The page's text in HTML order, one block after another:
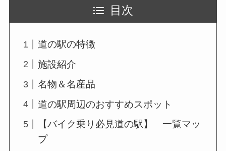
目次
道の駅の特徴
施設紹介
名物＆名産品
道の駅周辺のおすすめスポット
【バイク乗り必見道の駅】 一覧マッ
プ